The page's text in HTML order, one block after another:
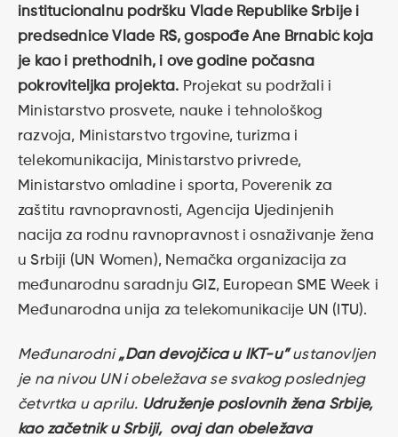
institucionalnu podršku Vlade Republike Srbije i
predsednice Vlade RS, gospođe Ane Brnabić koja
je kao i prethodnih, i ove godine počasna
pokroviteljka projekta. Projekat su podržali i
Ministarstvo prosvete, nauke i tehnološkog
razvoja, Ministarstvo trgovine, turizma i
telekomunikacija, Ministarstvo privrede,
Ministarstvo omladine i sporta, Poverenik za
zaštitu ravnopravnosti, Agencija Ujedinjenih
nacija za rodnu ravnopravnost i osnaživanje žena
u Srbiji (UN Women), Nemačka organizacija za
međunarodnu saradnju GIZ, European SME Week i
Međunarodna unija za telekomunikacije UN (ITU).
Međunarodni„Dan devojčica u IKT-u”ustanovljen
je na nivou UN i obeležava se svakog poslednjeg
četvrtka u aprilu. Udruženje poslovnih žena Srbije,
kao začetnik u Srbiji, ovaj dan obeležava